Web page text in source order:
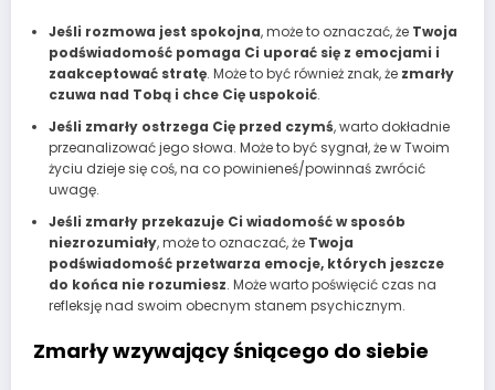
Jeśli rozmowa jest spokojna, może to oznaczać, że Twoja
podświadomość pomaga Ci uporać się z emocjami i
zaakceptować stratę. Może to być również znak, że zmarły
czuwa nad Tobą i chce Cię uspokoić.
Jeśli zmarły ostrzega Cię przed czymś, warto dokładnie
przeanalizować jego słowa. Może to być sygnał, że w Twoim
życiu dzieje się coś, na co powinieneś/powinnaś zwrócić
uwagę.
Jeśli zmarły przekazuje Ci wiadomość w sposób
niezrozumiały, może to oznaczać, że Twoja
podświadomość przetwarza emocje, których jeszcze
do końca nie rozumiesz. Może warto poświęcić czas na
refleksję nad swoim obecnym stanem psychicznym.
Zmarły wzywający śniącego do siebie